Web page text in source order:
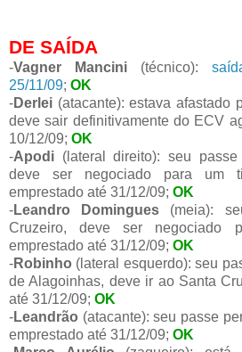
DE SAÍDA
-Vagner Mancini (técnico):
25/11/09; OK
-Derlei (atacante): estava afastado
deve sair definitivamente do ECV
10/12/09; OK
-Apodi (lateral direito): seu
deve ser negociado para um
emprestado até 31/12/09; OK
-Leandro Domingues (meia):
Cruzeiro, deve ser negociado
emprestado até 31/12/09; OK
-Robinho (lateral esquerdo): seu
de Alagoinhas, deve ir ao Santa
até 31/12/09; OK
-Leandrão (atacante): seu passe
emprestado até 31/12/09; OK